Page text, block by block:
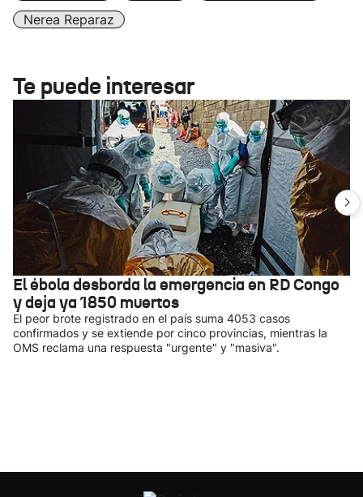
Nerea Reparaz
Te puede interesar
El ébola desborda la emergencia en RD Congo
y deja ya 1850 muertos
El peor brote registrado en el país suma 4053 casos
confirmados y se extiende por cinco provincias, mientras la
OMS reclama una respuesta "urgente" y "masiva".